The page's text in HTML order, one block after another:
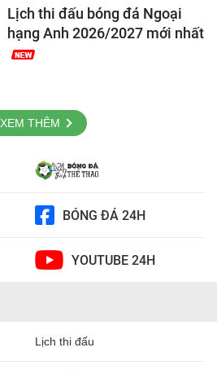
Lịch thi đấu bóng đá Ngoại
hạng Anh 2026/2027 mới nhất
XEM THÊM
BÓNG ĐÁ 24H
YOUTUBE 24H
Lịch thi đấu